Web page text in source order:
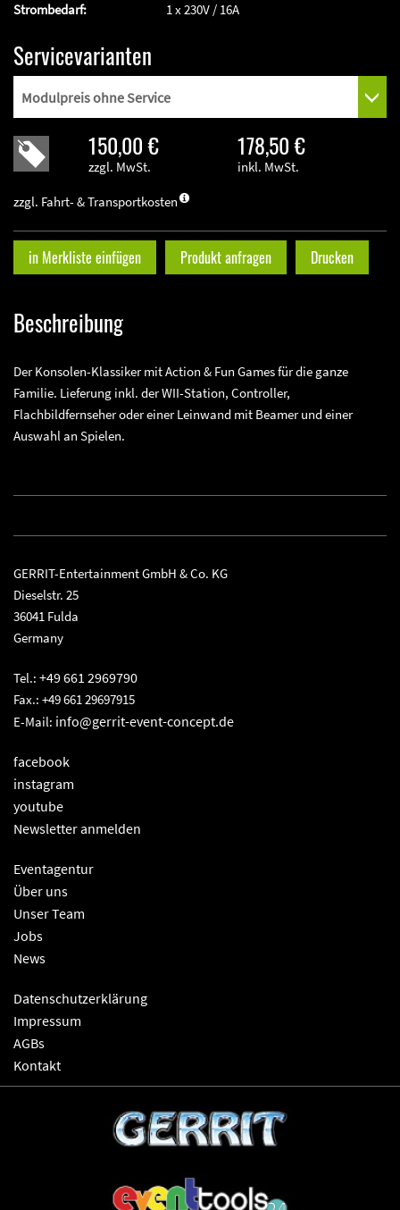
Servicevarianten
150,00 €
zzgl. MwSt.
178,50 €
inkl. MwSt.
zzgl. Fahrt- & Transportkosten
in Merkliste einfügen Produkt anfragen Drucken
Beschreibung
Der Konsolen-Klassiker mit Action & Fun Games für die ganze
Familie. Lieferung inkl. der WII-Station, Controller,
Flachbildfernseher oder einer Leinwand mit Beamer und einer
Auswahl an Spielen.
Strombedarf:
1 x 230V / 16A
GERRIT-Entertainment GmbH & Co. KG
Dieselstr. 25
36041 Fulda
Germany
Tel.: +49 661 2969790
Fax.: +49 661 29697915
E-Mail: info@gerrit-event-concept.de
facebook
instagram
youtube
Newsletter anmelden
Eventagentur
Über uns
Unser Team
Jobs
News
Datenschutzerklärung
Impressum
AGBs
Kontakt